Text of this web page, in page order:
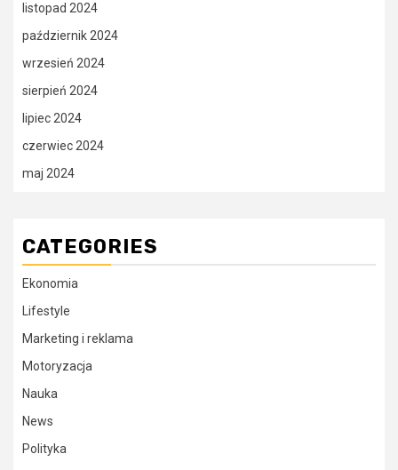
listopad 2024
październik 2024
wrzesień 2024
sierpień 2024
lipiec 2024
czerwiec 2024
maj 2024
CATEGORIES
Ekonomia
Lifestyle
Marketing i reklama
Motoryzacja
Nauka
News
Polityka